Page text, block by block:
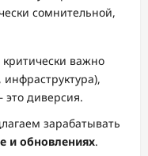
сомнительной,
критически важно
диверсия.
зарабатывать
и обновлениях.